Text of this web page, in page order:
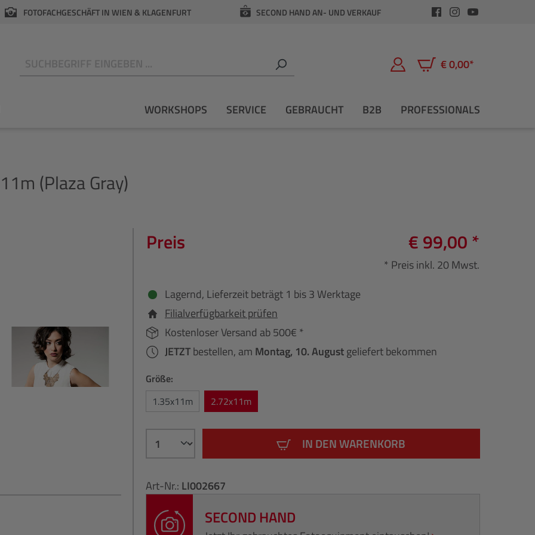
FOTOFACHGESCHÄFT IN WIEN & KLAGENFURT SECOND HAND AN- UND VERKAUF
€ 0,00*
Warenkorb enthält 0
WORKSHOPS SERVICE GEBRAUCHT B2B PROFESSIONALS
(Plaza Gray)
Preis € 99,00 *
* Preis inkl. 20 Mwst.
Lagernd, Lieferzeit beträgt 1 bis 3 Werktage
Filialverfügbarkeit prüfen
Kostenloser Versand ab 500€ *
JETZTbestellen, am Montag, 10. Augustgeliefert bekommen
Größe:
1.35x11m
2.72x11m
IN DEN WARENKORB
Art-Nr.: LI002667
SECOND HAND